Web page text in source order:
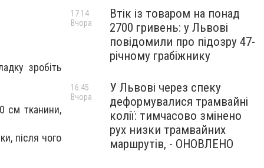
зробіть
см тканини,
після чого
Втік із товаром на понад
2700 гривень: у Львові
повідомили про підозру 47-
річному грабіжнику
17:14
Вчора
У Львові через спеку
деформувалися трамвайні
колії: тимчасово змінено
рух низки трамвайних
маршрутів, - ОНОВЛЕНО
16:45
Вчора